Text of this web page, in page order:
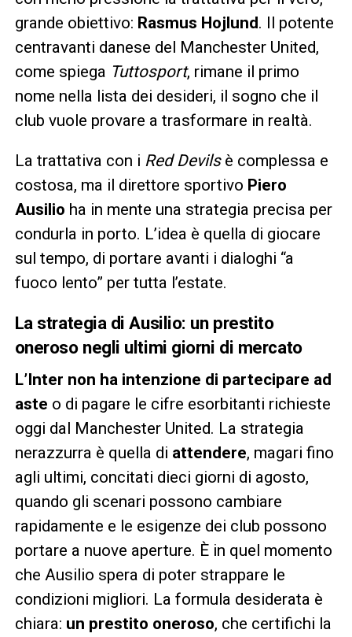
grande obiettivo: Rasmus Hojlund. Il potente
centravanti danese del Manchester United,
come spiega Tuttosport, rimane il primo
nome nella lista dei desideri, il sogno che il
club vuole provare a trasformare in realtà.
La trattativa con i Red Devilsè complessa e
costosa, ma il direttore sportivo Piero
Ausilio ha in mente una strategia precisa per
condurla in porto. L’idea è quella di giocare
sul tempo, di portare avanti i dialoghi “a
fuoco lento” per tutta l’estate.
La strategia di Ausilio: un prestito
oneroso negli ultimi giorni di mercato
L’Inter non ha intenzione di partecipare ad
aste o di pagare le cifre esorbitanti richieste
oggi dal Manchester United. La strategia
nerazzurra è quella di attendere, magari fino
agli ultimi, concitati dieci giorni di agosto,
quando gli scenari possono cambiare
rapidamente e le esigenze dei club possono
portare a nuove aperture. È in quel momento
che Ausilio spera di poter strappare le
condizioni migliori. La formula desiderata è
chiara: un prestito oneroso, che certifichi la